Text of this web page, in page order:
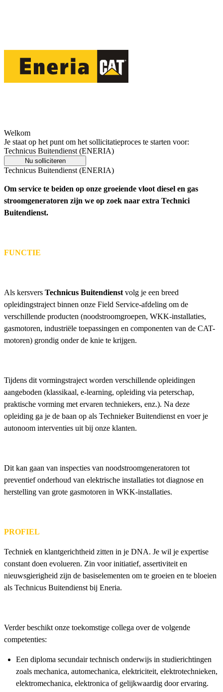
Welkom
Je staat op het punt om het sollicitatieproces te starten voor:
Technicus Buitendienst (ENERIA)
Nu solliciteren
Technicus Buitendienst (ENERIA)
Om service te beiden op onze groeiende vloot diesel en gas
stroomgeneratoren zijn we op zoek naar extra Technici
Buitendienst.
FUNCTIE
Als kersvers Technicus Buitendienst volg je een breed
opleidingstraject binnen onze Field Service-afdeling om de
verschillende producten (noodstroomgroepen, WKK-installaties,
gasmotoren, industriële toepassingen en componenten van de CAT-
motoren) grondig onder de knie te krijgen.
Tijdens dit vormingstraject worden verschillende opleidingen
aangeboden (klassikaal, e-learning, opleiding via peterschap,
praktische vorming met ervaren techniekers, enz.). Na deze
opleiding ga je de baan op als Technieker Buitendienst en voer je
autonoom interventies uit bij onze klanten.
Dit kan gaan van inspecties van noodstroomgeneratoren tot
preventief onderhoud van elektrische installaties tot diagnose en
herstelling van grote gasmotoren in WKK-installaties.
PROFIEL
Techniek en klantgerichtheid zitten in je DNA. Je wil je expertise
constant doen evolueren. Zin voor initiatief, assertiviteit en
nieuwsgierigheid zijn de basiselementen om te groeien en te bloeien
als Technicus Buitendienst bij Eneria.
Verder beschikt onze toekomstige collega over de volgende
competenties:
Een diploma secundair technisch onderwijs in studierichtingen
zoals mechanica, automechanica, elektriciteit, elektrotechnieken,
elektromechanica, elektronica of gelijkwaardig door ervaring.